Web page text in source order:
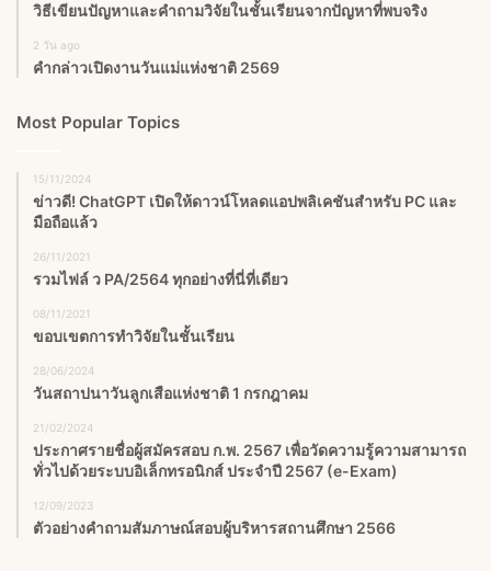
วิธีเขียนปัญหาและคำถามวิจัยในชั้นเรียนจากปัญหาที่พบจริง
2 วัน ago
คำกล่าวเปิดงานวันแม่แห่งชาติ 2569
Most Popular Topics
15/11/2024
ข่าวดี! ChatGPT เปิดให้ดาวน์โหลดแอปพลิเคชันสำหรับ PC และ
มือถือแล้ว
26/11/2021
รวมไฟล์ ว PA/2564 ทุกอย่างที่นี่ที่เดียว
08/11/2021
ขอบเขตการทำวิจัยในชั้นเรียน
28/06/2024
วันสถาปนาวันลูกเสือแห่งชาติ 1 กรกฎาคม
21/02/2024
ประกาศรายชื่อผู้สมัครสอบ ก.พ. 2567 เพื่อวัดความรู้ความสามารถ
ทั่วไปด้วยระบบอิเล็กทรอนิกส์ ประจำปี 2567 (e-Exam)
12/09/2023
ตัวอย่างคำถามสัมภาษณ์สอบผู้บริหารสถานศึกษา 2566